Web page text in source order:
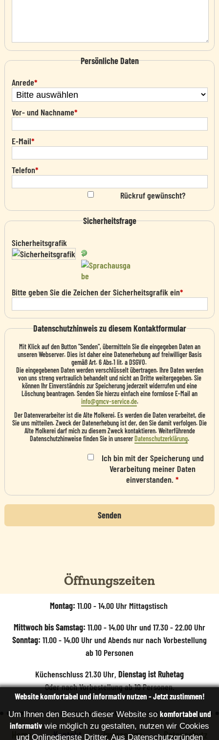
Persönliche Daten
Anrede*
Vor- und Nachname*
E-Mail*
Telefon*
Rückruf gewünscht?
Sicherheitsfrage
Sicherheitsgrafik
Bitte geben Sie die Zeichen der Sicherheitsgrafik ein*
Datenschutzhinweis zu diesem Kontaktformular
Mit Klick auf den Button "Senden", übermitteln Sie die eingegeben Daten an
unseren Webserver. Dies ist daher eine Datenerhebung auf freiwilliger Basis
gemäß Art. 6 Abs.1 lit. a DSGVO.
Die eingegebenen Daten werden verschlüsselt übertragen. Ihre Daten werden
von uns streng vertraulich behandelt und nicht an Dritte weitergegeben. Sie
können Ihr Einverständnis zur Speicherung jederzeit widerrufen und eine
Löschung beantragen. Senden Sie hierzu einfach eine formlose E-Mail an
info@gmcv-service.de.
Der Datenverarbeiter ist die Alte Molkerei. Es werden die Daten verarbeitet, die
Sie uns mitteilen. Zweck der Datenerhebung ist der, den Sie damit verfolgen. Die
Alte Molkerei darf mich zu diesem Zweck kontaktieren. Weiterführende
Datenschutzhinweise finden Sie in unsererDatenschutzerklärung.
Ich bin mit der Speicherung und
Verarbeitung meiner Daten
einverstanden.*
Öffnungszeiten
Montag: 11.00 - 14.00 Uhr Mittagstisch
Mittwoch bis Samstag: 11.00 - 14.00 Uhr und 17.30 - 22.00 Uhr
Sonntag: 11.00 - 14.00 Uhr und Abends nur nach Vorbestellung
ab 10 Personen
Küchenschluss 21.30 Uhr, Dienstag ist Ruhetag
Oder nach Vorbestellung ab 10 Personen.
Home Kontakt Impressum Datenschutz
Website komfortabel und informativ nutzen - Jetzt zustimmen!
Um Ihnen den Besuch dieser Website so komfortabel und
informativ wie möglich zu gestalten, nutzen wir Cookies
und Onlinedienste Dritter. Aus Datenschutzgründen